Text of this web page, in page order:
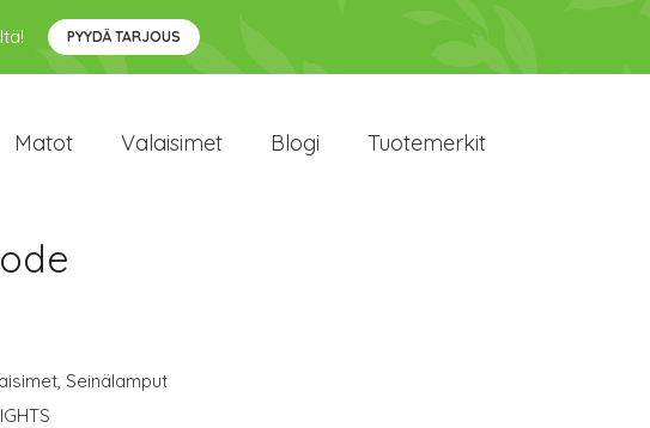
PYYDÄ TARJOUS
Matot Valaisimet Blogi Tuotemerkit
, Seinälamput